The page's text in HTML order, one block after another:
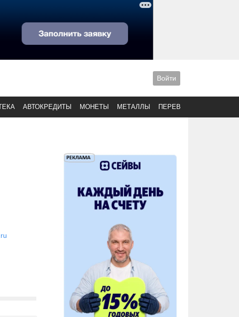
Войти
АВТОКРЕДИТЫ МОНЕТЫ МЕТАЛЛЫ ПЕРЕВОДЫ